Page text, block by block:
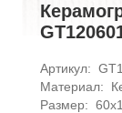
Артикул:
Материал:
Размер: